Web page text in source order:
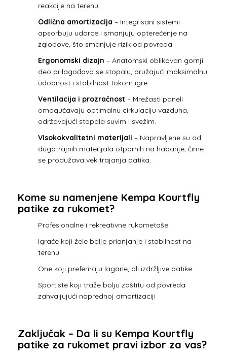
reakcije na terenu.
Odlična amortizacija – Integrisani sistemi
apsorbuju udarce i smanjuju opterećenje na
zglobove, što smanjuje rizik od povreda.
Ergonomski dizajn – Anatomski oblikovan gornji
deo prilagođava se stopalu, pružajući maksimalnu
udobnost i stabilnost tokom igre.
Ventilacija i prozračnost – Mrežasti paneli
omogućavaju optimalnu cirkulaciju vazduha,
održavajući stopala suvim i svežim.
Visokokvalitetni materijali – Napravljene su od
dugotrajnih materijala otpornih na habanje, čime
se produžava vek trajanja patika.
Kome su namenjene Kempa Kourtfly
patike za rukomet?
Profesionalne i rekreativne rukometaše
Igrače koji žele bolje prianjanje i stabilnost na
terenu
One koji preferiraju lagane, ali izdržljive patike
Sportiste koji traže bolju zaštitu od povreda
zahvaljujući naprednoj amortizaciji
Zaključak – Da li su Kempa Kourtfly
patike za rukomet pravi izbor za vas?